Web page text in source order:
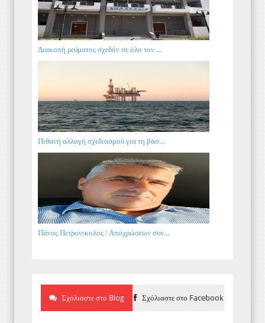
Διακοπή ρεύματος σχεδόν σε όλο τον ...
Πιθανή αλλαγή σχεδιασμού για τη βάσ...
Πάνος Πετρονικολος : Αποχρώσεων συν...
Σχόλιαστε στο Blog Σχόλιαστε στο Facebook